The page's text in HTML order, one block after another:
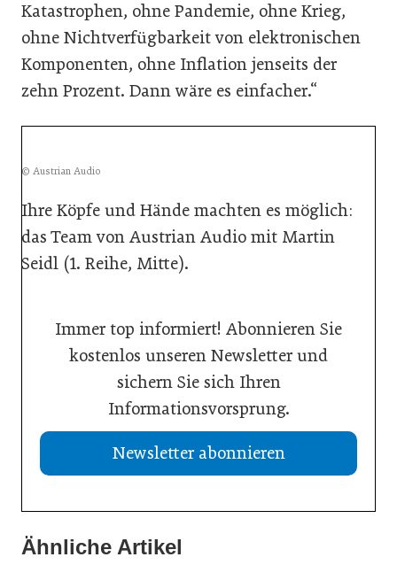
Katastrophen, ohne Pandemie, ohne Krieg,
ohne Nichtverfügbarkeit von elektronischen
Komponenten, ohne Inflation jenseits der
zehn Prozent. Dann wäre es einfacher.“
© Austrian Audio
Ihre Köpfe und Hände machten es möglich:
das Team von Austrian Audio mit Martin
Seidl (1. Reihe, Mitte).
Immer top informiert! Abonnieren Sie
kostenlos unseren Newsletter und
sichern Sie sich Ihren
Informationsvorsprung.
Newsletter abonnieren
Ähnliche Artikel
23. März 2026